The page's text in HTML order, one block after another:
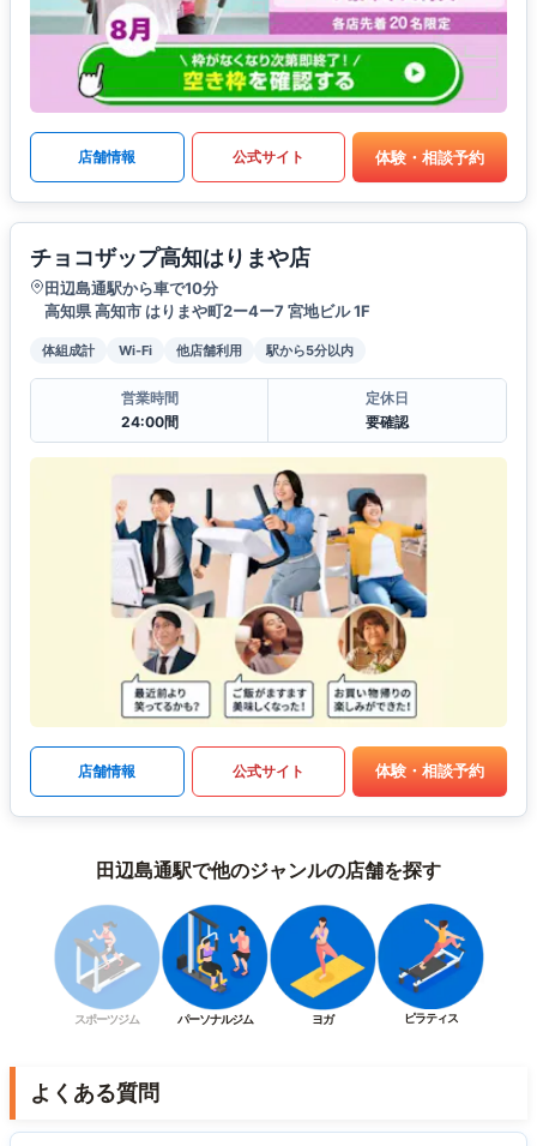
店舗情報 公式サイト 体験・相談予約
チョコザップ高知はりまや店
田辺島通駅から車で10分
高知県 高知市 はりまや町2ー4ー7 宮地ビル 1F
体組成計 Wi-Fi 他店舗利用 駅から5分以内
営業時間
24:00間
定休日
要確認
店舗情報 公式サイト 体験・相談予約
田辺島通駅で他のジャンルの店舗を探す
スポーツジム パーソナルジム ヨガ ピラティス
よくある質問